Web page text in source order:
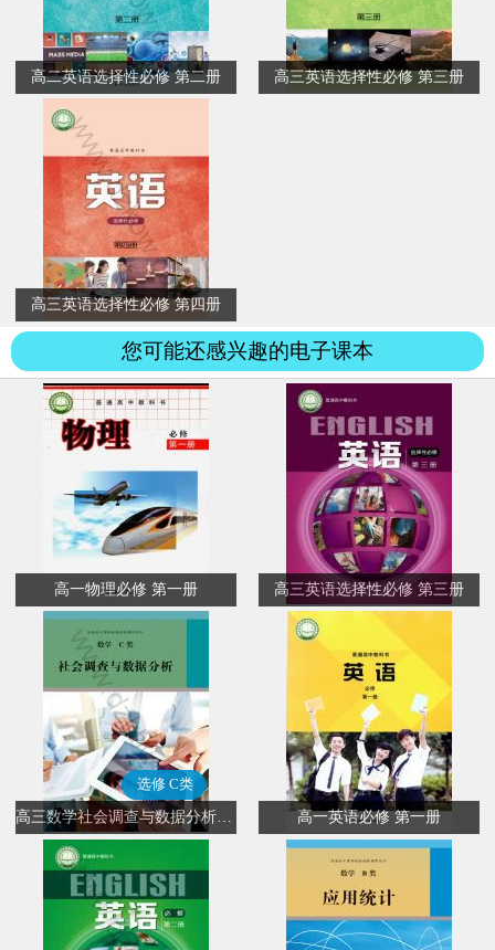
高二英语选择性必修 第二册 高三英语选择性必修 第三册
高三英语选择性必修 第四册
您可能还感兴趣的电子课本
高一物理必修 第一册 高三英语选择性必修 第三册
选修 C类
高三数学社会调查与数据分析(选修 C类)
高一英语必修 第一册